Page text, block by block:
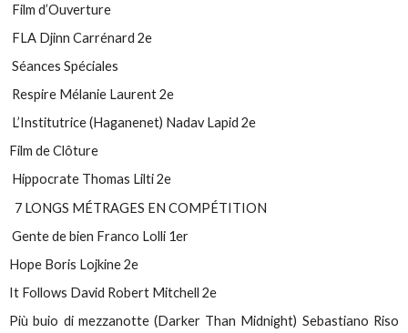
Film d’Ouverture
FLA Djinn Carrénard 2e
Séances Spéciales
Respire Mélanie Laurent 2e
L’Institutrice (Haganenet) Nadav Lapid 2e
Film de Clôture
Hippocrate Thomas Lilti 2e
7 LONGS MÉTRAGES EN COMPÉTITION
Gente de bien Franco Lolli 1er
Hope Boris Lojkine 2e
It Follows David Robert Mitchell 2e
Più buio di mezzanotte (Darker Than Midnight) Sebastiano Riso